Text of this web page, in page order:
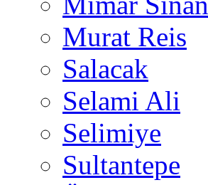
Murat Reis
Salacak
Selami Ali
Selimiye
Sultantepe